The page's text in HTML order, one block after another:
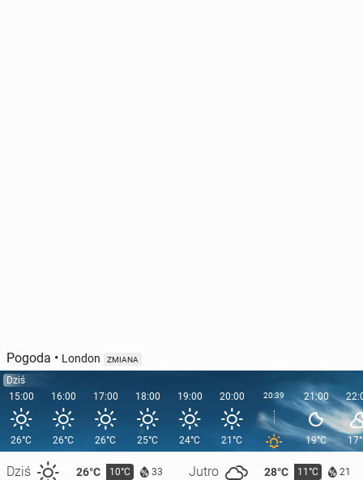
Pogoda • London ZMIANA
Dziś
15:00
26°C
Dziś 26°C 10°C 33 Jutro 28°C 11°C 21
16:00
26°C
17:00
26°C
18:00
25°C
19:00
24°C
20:00
21°C
20:39 21:00
19°C